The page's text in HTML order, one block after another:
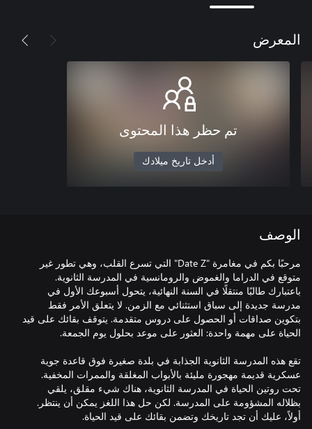
المعرض
تم حظر هذا المحتوى
أدخل تاريخ ميلادك
الوصف
مرحبًا بكم في مغامرة "Date Z" التي تسرع القلب، وهي تطور غير
متوقع في الدراما والغموض والرومانسية في المدرسة الثانوية.
باعتبارك طالبًا منتقلًا في السنة النهائية، يتحول أسبوعك الأول في
مدرسة جديدة إلى سباق استثنائي مع الزمن. لا يتعلق الأمر فقط
بتكوين صداقات أو الحصول على دروس متقدمة. يتوقف بقائك على قيد
تقع هذه المدرسة الثانوية الجذابة في بلدة صغيرة فوق قاعدة جوية
عسكرية قديمة مهجورة مليئة بالأبواب المغلقة والممرات المخفية.
تحت روتين الحياة في المدرسة الثانوية، هناك شيء مقلق، يلقي
بظلاله المشؤومة على المدرسة. لكن حل هذا اللغز يمكن أن ينتظر.